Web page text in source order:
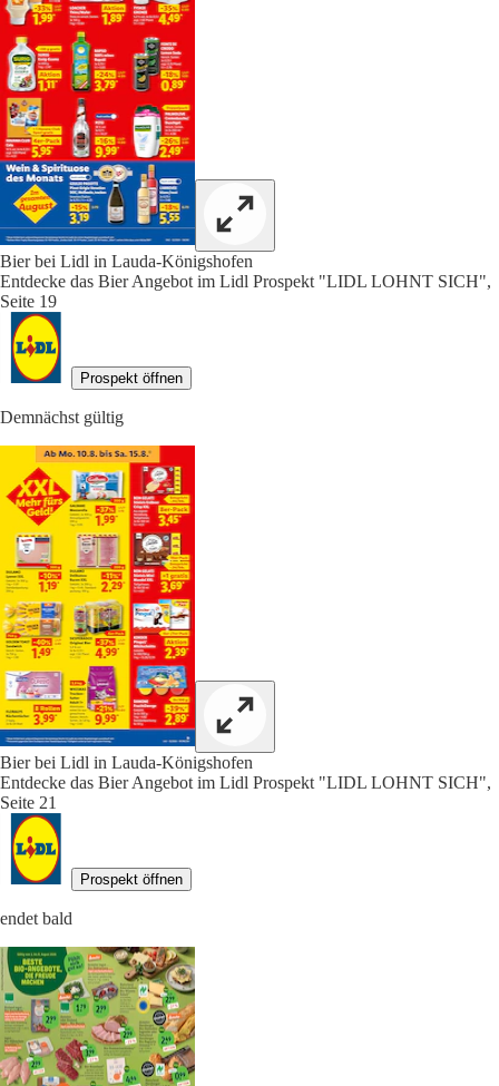
Bier bei Lidl in Lauda-Königshofen
Entdecke das Bier Angebot im Lidl Prospekt "LIDL LOHNT SICH",
Seite 19
Prospekt öffnen
Demnächst gültig
Bier bei Lidl in Lauda-Königshofen
Entdecke das Bier Angebot im Lidl Prospekt "LIDL LOHNT SICH",
Seite 21
Prospekt öffnen
endet bald